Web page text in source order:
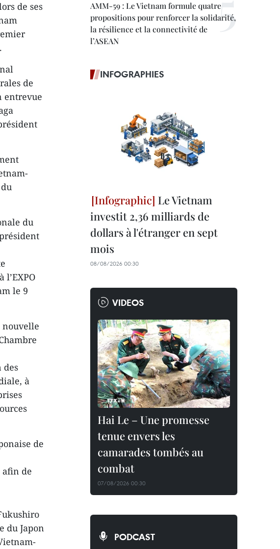
de ses
de
entrevue
du
le 9
nouvelle
des
à
de
afin de
du Japon
AMM-59 : Le Vietnam formule quatre
propositions pour renforcer la solidarité,
la résilience et la connectivité de
l’ASEAN
INFOGRAPHIES
Le Vietnam
investit 2,36 milliards de
dollars à l'étranger en sept
mois
08/08/2026 00:30
VIDEOS
Hai Le – Une promesse
tenue envers les
camarades tombés au
combat
07/08/2026 00:30
PODCAST